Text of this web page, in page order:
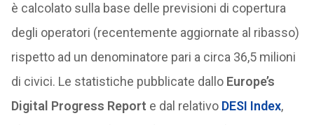
è calcolato sulla base delle previsioni di copertura
degli operatori (recentemente aggiornate al ribasso)
rispetto ad un denominatore pari a circa 36,5 milioni
di civici. Le statistiche pubblicate dallo Europe’s
Digital Progress Report e dal relativo DESI Index,